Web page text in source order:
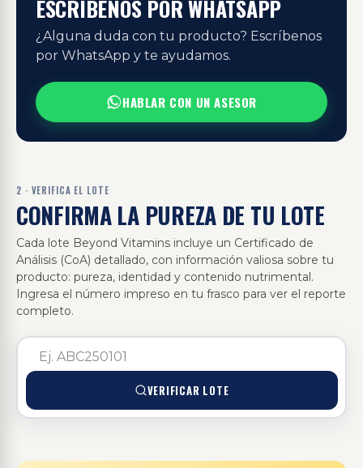
ESCRÍBENOS POR WHATSAPP
¿Alguna duda con tu producto? Escríbenos
por WhatsApp y te ayudamos.
HABLAR CON UN ASESOR
2 · VERIFICA EL LOTE
CONFIRMA LA PUREZA DE TU LOTE
Cada lote Beyond Vitamins incluye un Certificado de
Análisis (CoA) detallado, con información valiosa sobre tu
producto: pureza, identidad y contenido nutrimental.
Ingresa el número impreso en tu frasco para ver el reporte
completo.
VERIFICAR LOTE